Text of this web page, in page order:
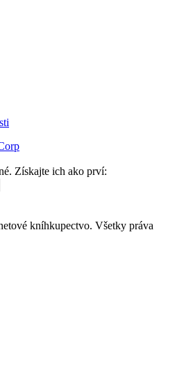
Získajte ich ako prví:
kníhkupectvo. Všetky práva